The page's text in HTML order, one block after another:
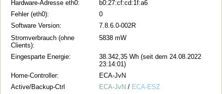
Hardware-Adresse eth0:
b0:27:cf:cd:1f:a6
Fehler (eth0):
0
Software Version:
7.8.6.0-002R
Stromverbrauch (ohne
Clients):
5838 mW
Eingesparte Energie:
38.342,35 Wh (seit dem 24.08.2022
23:14:01)
Home-Controller:
ECA-JvN
Active/Backup-Ctrl
ECA-JvN / ECA-ESZ